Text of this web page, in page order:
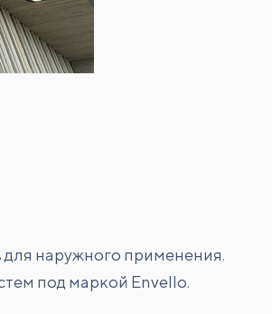
для наружного применения.
под маркой Envello.